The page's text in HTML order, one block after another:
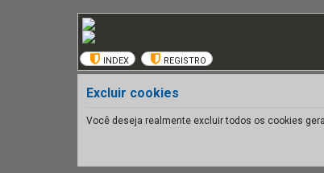
INDEX REGISTRO
Excluir cookies
Você deseja realmente excluir todos os cookies